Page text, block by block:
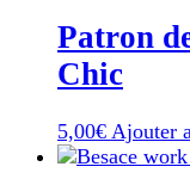
Patron
Chic
5,00€ Ajouter